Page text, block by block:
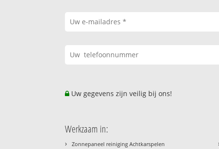
Uw gegevens zijn veilig bij ons!
Werkzaam in:
› Zonnepaneel reiniging Achtkarspelen